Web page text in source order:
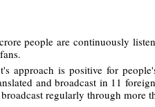
people are continuously
approach is positive for
and broadcast in 11
regularly through more